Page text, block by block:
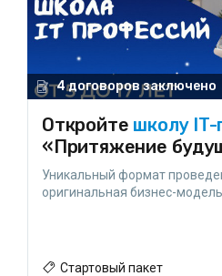
4 договоров заключено
Откройте школу
«Притяжение
Уникальный формат
оригинальная бизнес-
Стартовый пакет